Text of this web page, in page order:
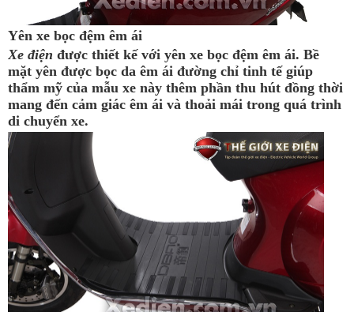
Yên xe bọc đệm êm ái
Xe điện được thiết kế với yên xe bọc đệm êm ái. Bề
mặt yên được bọc da êm ái đường chỉ tinh tế giúp
thẩm mỹ của mẫu xe này thêm phần thu hút đồng thời
mang đến cảm giác êm ái và thoải mái trong quá trình
di chuyển xe.